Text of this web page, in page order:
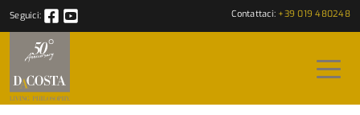
Seguici: Contattaci: +39 019 480248